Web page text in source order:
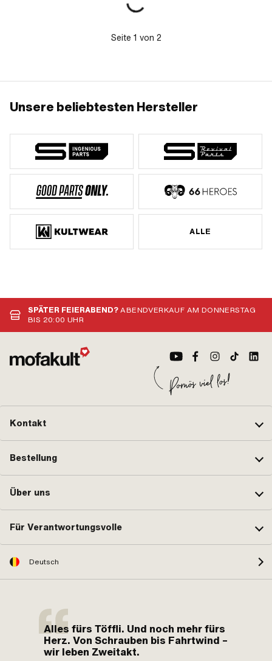
Seite 1 von 2
Unsere beliebtesten Hersteller
ALLE
SPÄTER FEIERABEND?ABENDVERKAUF AM DONNERSTAG
BIS 20:00 UHR
Kontakt
Bestellung
Über uns
Für Verantwortungsvolle
Deutsch
Alles fürs Töffli. Und noch mehr fürs
Herz. Von Schrauben bis Fahrtwind –
wir leben Zweitakt.